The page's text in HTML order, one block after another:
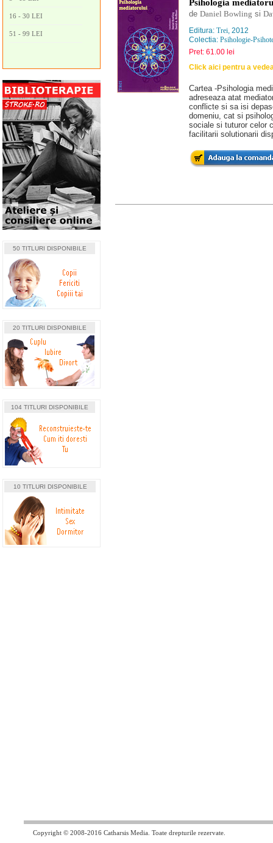
16 - 30 LEI
51 - 99 LEI
50 TITLURI DISPONIBILE
20 TITLURI DISPONIBILE
104 TITLURI DISPONIBILE
10 TITLURI DISPONIBILE
Psihologia
de Daniel Bowling si
Editura: Trei, 2012
Colectia: Psihologie-
Pret: 61.00 lei
Click aici pentru a
Cartea -Psihologia
adreseaza atat
conflicte si sa isi
domeniu, cat si
sociale si tuturor celor
facilitarii solutionarii
Copyright © 2008-2016 Catharsis Media. Toate drepturile rezervate.